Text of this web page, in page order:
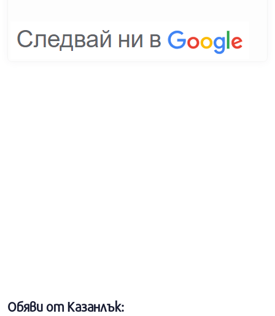
Обяви от Казанлък: